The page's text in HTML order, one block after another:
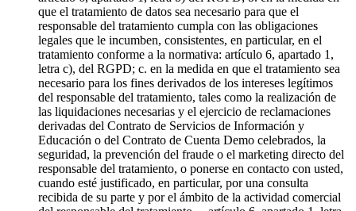
que el tratamiento de datos sea necesario para que el
responsable del tratamiento cumpla con las obligaciones
legales que le incumben, consistentes, en particular, en el
tratamiento conforme a la normativa: artículo 6, apartado 1,
letra c), del RGPD; c. en la medida en que el tratamiento sea
necesario para los fines derivados de los intereses legítimos
del responsable del tratamiento, tales como la realización de
las liquidaciones necesarias y el ejercicio de reclamaciones
derivadas del Contrato de Servicios de Información y
Educación o del Contrato de Cuenta Demo celebrados, la
seguridad, la prevención del fraude o el marketing directo del
responsable del tratamiento, o ponerse en contacto con usted,
cuando esté justificado, en particular, por una consulta
recibida de su parte y por el ámbito de la actividad comercial